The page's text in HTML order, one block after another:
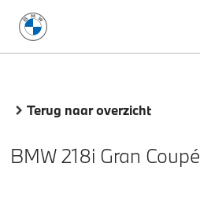
Terug naar overzicht
BMW 218i Gran Coupé